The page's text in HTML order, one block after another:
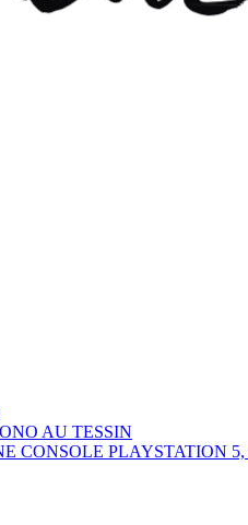
AU TESSIN
CONSOLE PLAYSTATION